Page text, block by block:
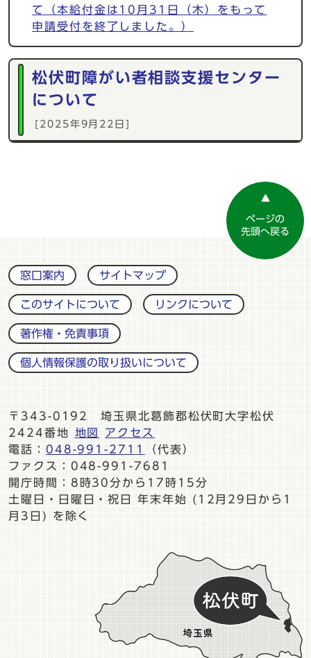
て（本給付金は10月31日（木）をもって
申請受付を終了しました。）
松伏町障がい者相談支援センター
について
[2025年9月22日]
ページの
先頭へ戻る
窓口案内 サイトマップ
このサイトについて リンクについて
著作権・免責事項
個人情報保護の取り扱いについて
〒343-0192 埼玉県北葛飾郡松伏町大字松伏
2424番地
地図
アクセス
電話： 048-991-2711
（代表）
ファクス：048-991-7681
開庁時間：8時30分から17時15分
土曜日・日曜日・祝日 年末年始 (12月29日から1
月3日) を除く